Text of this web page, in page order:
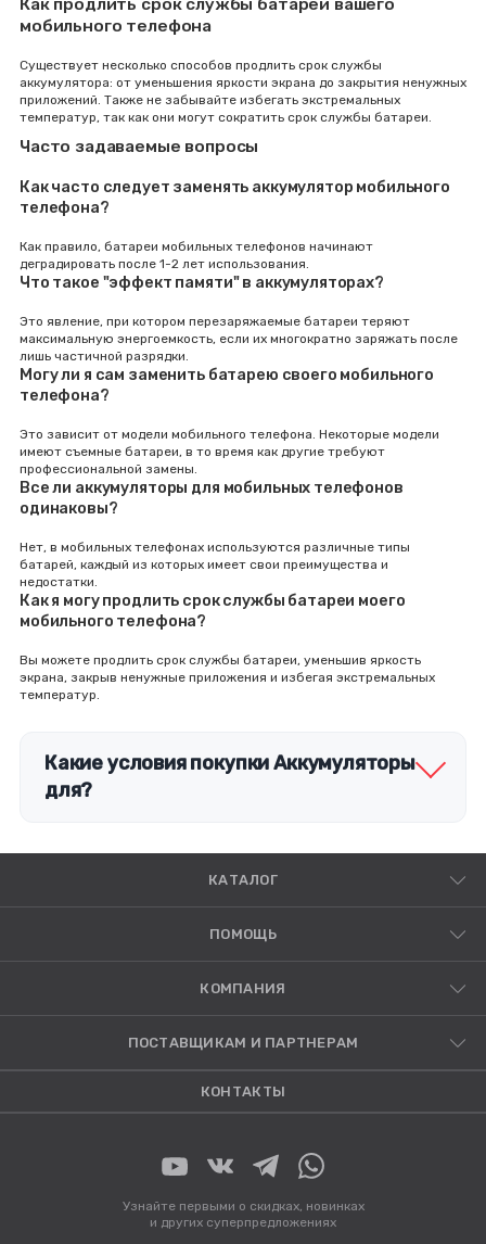
Как продлить срок службы батареи вашего
мобильного телефона
Существует несколько способов продлить срок службы
аккумулятора: от уменьшения яркости экрана до закрытия ненужных
приложений. Также не забывайте избегать экстремальных
температур, так как они могут сократить срок службы батареи.
Часто задаваемые вопросы
Как часто следует заменять аккумулятор мобильного
телефона?
Как правило, батареи мобильных телефонов начинают
деградировать после 1-2 лет использования.
Что такое "эффект памяти" в аккумуляторах?
Это явление, при котором перезаряжаемые батареи теряют
максимальную энергоемкость, если их многократно заряжать после
лишь частичной разрядки.
Могу ли я сам заменить батарею своего мобильного
телефона?
Это зависит от модели мобильного телефона. Некоторые модели
имеют съемные батареи, в то время как другие требуют
профессиональной замены.
Все ли аккумуляторы для мобильных телефонов
одинаковы?
Нет, в мобильных телефонах используются различные типы
батарей, каждый из которых имеет свои преимущества и
недостатки.
Как я могу продлить срок службы батареи моего
мобильного телефона?
Вы можете продлить срок службы батареи, уменьшив яркость
экрана, закрыв ненужные приложения и избегая экстремальных
температур.
Какие условия покупки Аккумуляторы
для?
КАТАЛОГ
ПОМОЩЬ
КОМПАНИЯ
ПОСТАВЩИКАМ И ПАРТНЕРАМ
КОНТАКТЫ
Узнайте первыми о скидках, новинках
и других суперпредложениях